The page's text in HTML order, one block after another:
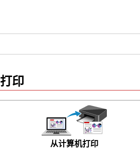
打印
从计算机打印